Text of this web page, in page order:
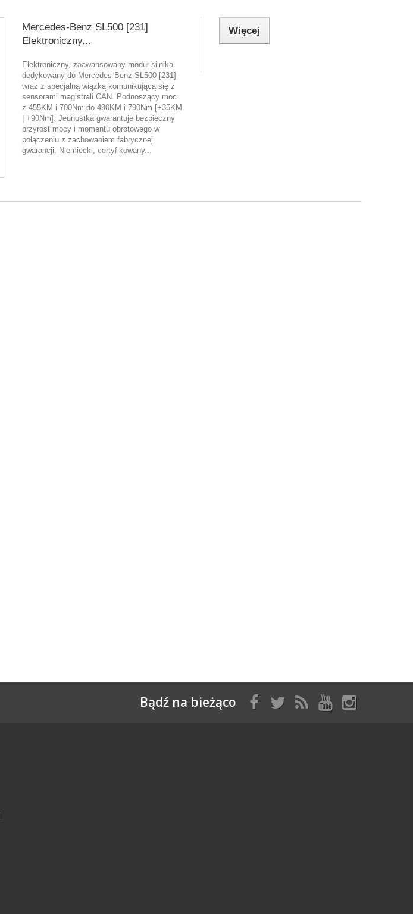
Mercedes-Benz SL500 [231]
Elektroniczny...
Elektroniczny, zaawansowany moduł silnika
dedykowany do Mercedes-Benz SL500 [231]
wraz z specjalną wiązką komunikującą się z
sensorami magistrali CAN. Podnoszący moc
z 455KM i 700Nm do 490KM i 790Nm [+35KM
| +90Nm]. Jednostka gwarantuje bezpieczny
przyrost mocy i momentu obrotowego w
połączeniu z zachowaniem fabrycznej
gwarancji. Niemiecki, certyfikowany...
Więcej
Bądź na bieżąco